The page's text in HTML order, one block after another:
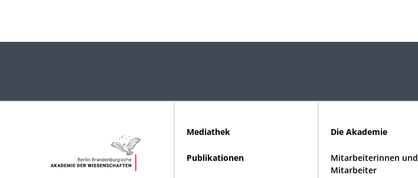
Mediathek
Publikationen
Die Akademie
Mitarbeiterinnen und
Mitarbeiter